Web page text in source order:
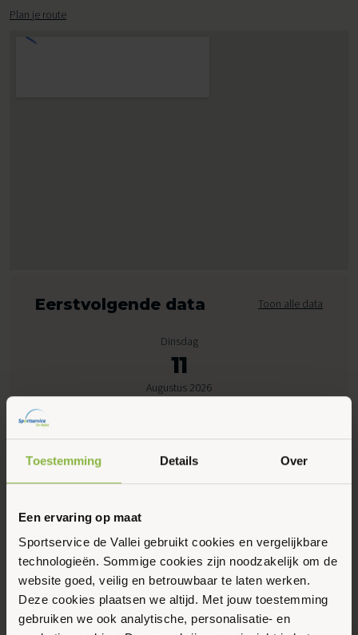
Toestemming Details Over
Een ervaring op maat
Sportservice de Vallei gebruikt cookies en vergelijkbare
technologieën. Sommige cookies zijn noodzakelijk om de
website goed, veilig en betrouwbaar te laten werken.
Deze cookies plaatsen we altijd. Met jouw toestemming
gebruiken we ook analytische, personalisatie- en
Plan je route
Eerstvolgende data Toon alle data
Dinsdag
11
Augustus 2026
08:00 - 08:45
Peppelensteeg 17, Ede
Maak favoriet
Gerelateerde activiteiten